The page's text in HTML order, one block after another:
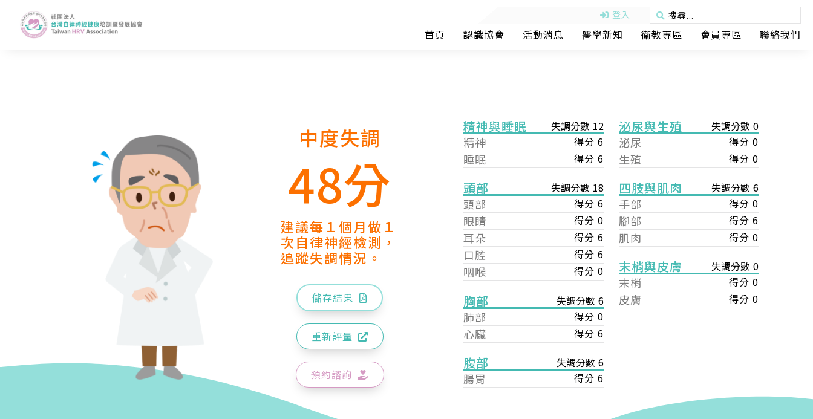
登入
首頁 認識協會 活動消息 醫學新知 衛教專區 會員專區 聯絡我們
中度失調
48分
建議每１個月做１
次自律神經檢測，
追蹤失調情況。
儲存結果
重新評量
預約諮詢
精神與睡眠 失調分數 12
精神 得分 6
睡眠 得分 6
頭部 失調分數 18
頭部 得分 6
眼睛 得分 0
耳朵 得分 6
口腔 得分 6
咽喉 得分 0
胸部 失調分數 6
肺部 得分 0
心臟 得分 6
腹部 失調分數 6
腸胃 得分 6
泌尿與生殖 失調分數 0
泌尿 得分 0
生殖 得分 0
四肢與肌肉 失調分數 6
手部 得分 0
腳部 得分 6
肌肉 得分 0
末梢與皮膚 失調分數 0
末梢 得分 0
皮膚 得分 0